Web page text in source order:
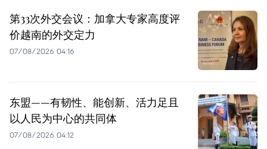
第33次外交会议：加拿大专家高度评
价越南的外交定力
07/08/2026 04:16
东盟——有韧性、能创新、活力足且
以人民为中心的共同体
07/08/2026 04:12